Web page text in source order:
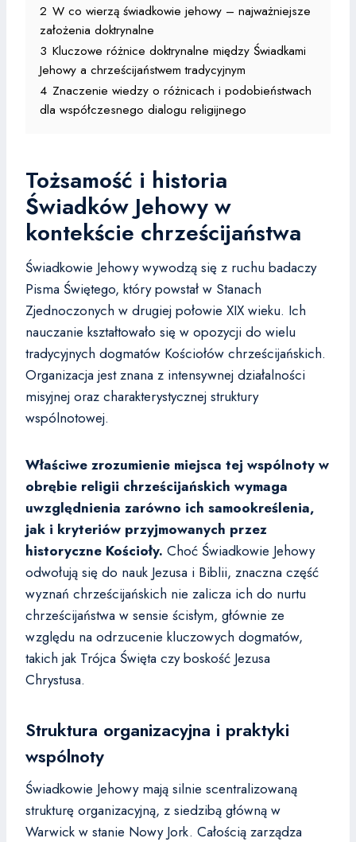
2 W co wierzą świadkowie jehowy – najważniejsze
założenia doktrynalne
3 Kluczowe różnice doktrynalne między Świadkami
Jehowy a chrześcijaństwem tradycyjnym
4 Znaczenie wiedzy o różnicach i podobieństwach
dla współczesnego dialogu religijnego
Tożsamość i historia
Świadków Jehowy w
kontekście chrześcijaństwa
Świadkowie Jehowy wywodzą się z ruchu badaczy
Pisma Świętego, który powstał w Stanach
Zjednoczonych w drugiej połowie XIX wieku. Ich
nauczanie kształtowało się w opozycji do wielu
tradycyjnych dogmatów Kościołów chrześcijańskich.
Organizacja jest znana z intensywnej działalności
misyjnej oraz charakterystycznej struktury
wspólnotowej.
Właściwe zrozumienie miejsca tej wspólnoty w
obrębie religii chrześcijańskich wymaga
uwzględnienia zarówno ich samookreślenia,
jak i kryteriów przyjmowanych przez
historyczne Kościoły. Choć Świadkowie Jehowy
odwołują się do nauk Jezusa i Biblii, znaczna część
wyznań chrześcijańskich nie zalicza ich do nurtu
chrześcijaństwa w sensie ścisłym, głównie ze
względu na odrzucenie kluczowych dogmatów,
takich jak Trójca Święta czy boskość Jezusa
Chrystusa.
Struktura organizacyjna i praktyki
wspólnoty
Świadkowie Jehowy mają silnie scentralizowaną
strukturę organizacyjną, z siedzibą główną w
Warwick w stanie Nowy Jork. Całością zarządza